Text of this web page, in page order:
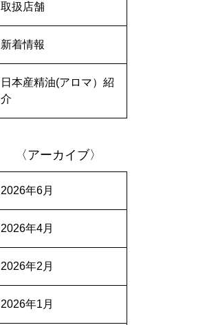
取扱店舗
新着情報
日本産精油(アロマ）紹
介
〈アーカイブ〉
2026年6月
2026年4月
2026年2月
2026年1月